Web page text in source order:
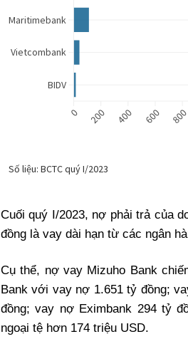
Cuối quý I/2023, nợ phải trả của
đồng là vay dài hạn từ các ngân
Cụ thể, nợ vay Mizuho Bank
Bank với vay nợ 1.651 tỷ đồng;
đồng; vay nợ Eximbank 294 tỷ
ngoại tệ hơn 174 triệu USD.